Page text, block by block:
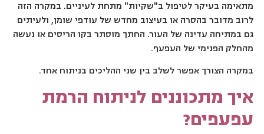
מתאימה בעיקר לטיפול ב"שקיות" מתחת לעיניים. במקרה הזה
לרוב מדובר בהסרה או בעיצוב מחדש של עודפי שומן, ולעיתים
גם במתיחה עדינה של העור. החתך מוסתר בקו הריסים או נעשה
מהחלק הפנימי של העפעף.
במקרה הצורך אפשר לשלב בין שני ההליכים בניתוח אחד.
איך מתכוננים לניתוח הרמת
עפעפים?